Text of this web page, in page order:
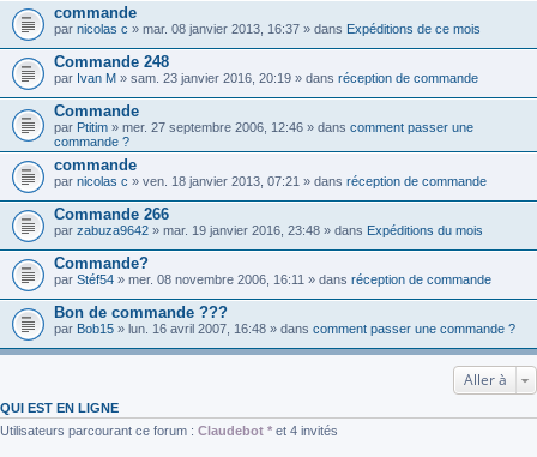
commande
par nicolas c » mar. 08 janvier 2013, 16:37 » dans Expéditions de ce mois
Commande 248
par Ivan M » sam. 23 janvier 2016, 20:19 » dans réception de commande
Commande
par Ptitim » mer. 27 septembre 2006, 12:46 » dans comment passer une
commande ?
commande
par nicolas c » ven. 18 janvier 2013, 07:21 » dans réception de commande
Commande 266
par zabuza9642 » mar. 19 janvier 2016, 23:48 » dans Expéditions du mois
Commande?
par Stéf54 » mer. 08 novembre 2006, 16:11 » dans réception de commande
Bon de commande ???
par Bob15 » lun. 16 avril 2007, 16:48 » dans comment passer une commande ?
Aller à
QUI EST EN LIGNE
Utilisateurs parcourant ce forum : Claudebot * et 4 invités